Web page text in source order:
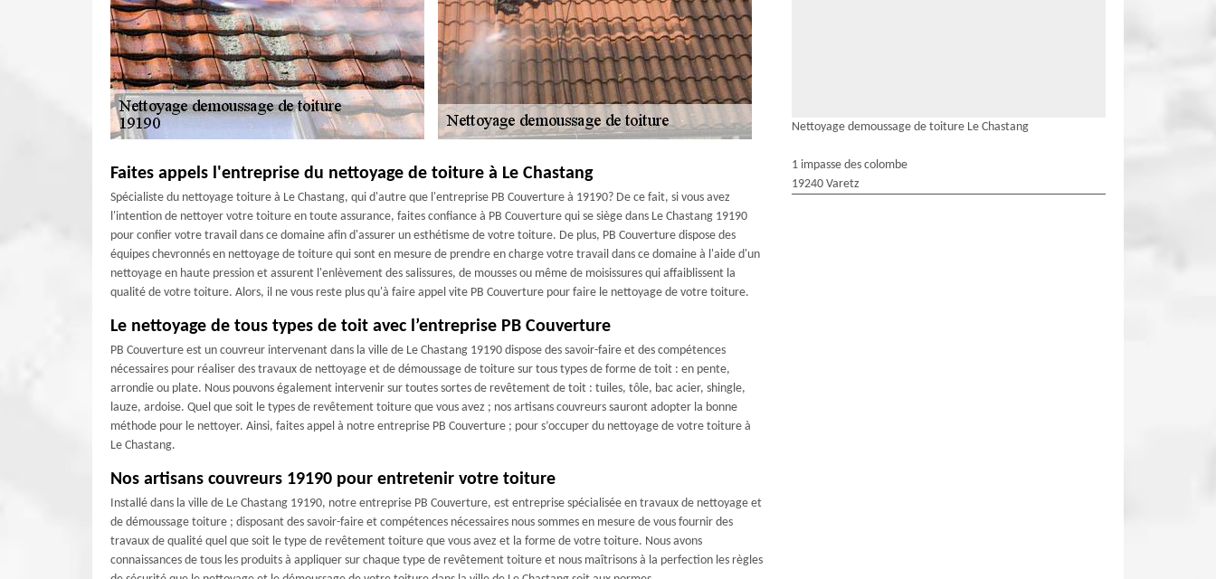
Faites appels l'entreprise du nettoyage de toiture à Le Chastang
Spécialiste du nettoyage toiture à Le Chastang, qui d'autre que l'entreprise PB Couverture à 19190? De ce fait, si vous avez
l'intention de nettoyer votre toiture en toute assurance, faites confiance à PB Couverture qui se siège dans Le Chastang 19190
pour confier votre travail dans ce domaine afin d'assurer un esthétisme de votre toiture. De plus, PB Couverture dispose des
équipes chevronnés en nettoyage de toiture qui sont en mesure de prendre en charge votre travail dans ce domaine à l'aide d'un
nettoyage en haute pression et assurent l'enlèvement des salissures, de mousses ou même de moisissures qui affaiblissent la
qualité de votre toiture. Alors, il ne vous reste plus qu'à faire appel vite PB Couverture pour faire le nettoyage de votre toiture.
Le nettoyage de tous types de toit avec l’entreprise PB Couverture
PB Couverture est un couvreur intervenant dans la ville de Le Chastang 19190 dispose des savoir-faire et des compétences
nécessaires pour réaliser des travaux de nettoyage et de démoussage de toiture sur tous types de forme de toit : en pente,
arrondie ou plate. Nous pouvons également intervenir sur toutes sortes de revêtement de toit : tuiles, tôle, bac acier, shingle,
lauze, ardoise. Quel que soit le types de revêtement toiture que vous avez ; nos artisans couvreurs sauront adopter la bonne
méthode pour le nettoyer. Ainsi, faites appel à notre entreprise PB Couverture ; pour s’occuper du nettoyage de votre toiture à
Le Chastang.
Nos artisans couvreurs 19190 pour entretenir votre toiture
Installé dans la ville de Le Chastang 19190, notre entreprise PB Couverture, est entreprise spécialisée en travaux de nettoyage et
de démoussage toiture ; disposant des savoir-faire et compétences nécessaires nous sommes en mesure de vous fournir des
travaux de qualité quel que soit le type de revêtement toiture que vous avez et la forme de votre toiture. Nous avons
connaissances de tous les produits à appliquer sur chaque type de revêtement toiture et nous maîtrisons à la perfection les règles
Nettoyage demoussage de toiture Le Chastang
1 impasse des colombe
19240 Varetz